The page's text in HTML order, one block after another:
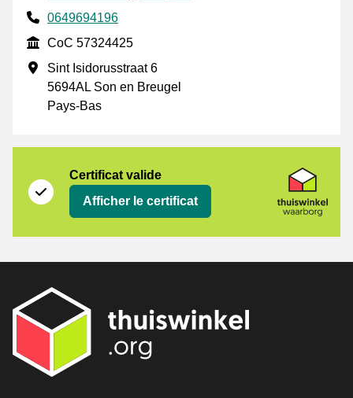
Phone number
0649694196
CoC
CoC 57324425
Adresse professionnelle
Sint Isidorusstraat 6
5694AL Son en Breugel
Pays-Bas
Certificat valide
Afficher le certificat